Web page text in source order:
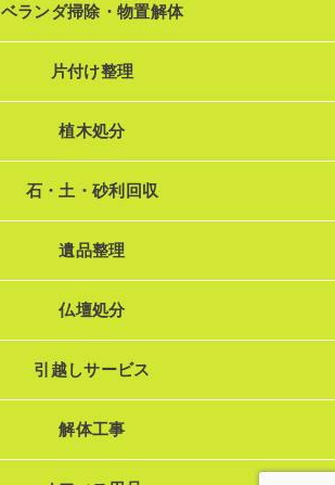
ベランダ掃除・物置解体
片付け整理
植木処分
石・土・砂利回収
遺品整理
仏壇処分
引越しサービス
解体工事